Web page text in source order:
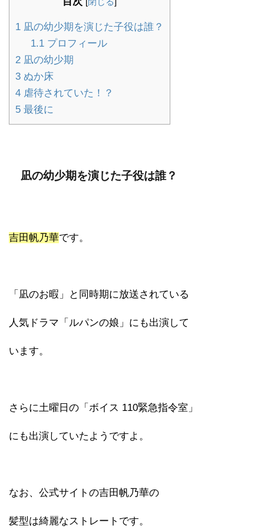
1 凪の幼少期を演じた子役は誰？
1.1プロフィール
2 凪の幼少期
3 ぬか床
4 虐待されていた！？
5 最後に
凪の幼少期を演じた子役は誰？
吉田帆乃華です。
「凪のお暇」と同時期に放送されている
人気ドラマ「ルパンの娘」にも出演して
います。
さらに土曜日の「ボイス 110緊急指令室」
にも出演していたようですよ。
なお、公式サイトの吉田帆乃華の
髪型は綺麗なストレートです。